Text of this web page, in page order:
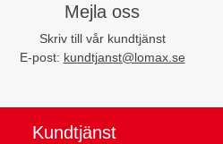
Mejla oss
Skriv till vår kundtjänst
E-post: kundtjanst@lomax.se
Kundtjänst